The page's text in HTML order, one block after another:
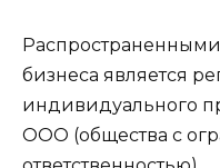
бизнеса является
индивидуального
ООО (общества с